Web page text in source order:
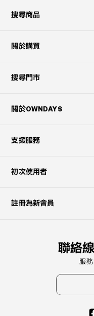
搜尋商品
關於購買
搜尋門市
關於OWNDAYS
支援服務
初次使用者
註冊為新會員
聯絡
服務